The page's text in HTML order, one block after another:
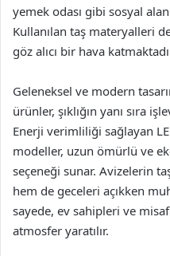
yemek odası gibi sosyal
Kullanılan taş materyalleri
göz alıcı bir hava
Geleneksel ve modern
ürünler, şıklığın yanı sıra
Enerji verimliliği sağlayan
modeller, uzun ömürlü ve
seçeneği sunar. Avizelerin
hem de geceleri açıkken
sayede, ev sahipleri ve
atmosfer yaratılır.